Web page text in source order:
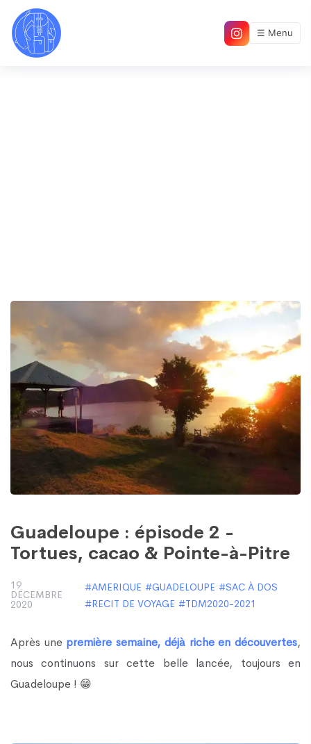
☰ Menu
Guadeloupe : épisode 2 -
Tortues, cacao & Pointe-à-Pitre
19
DÉCEMBRE
2020
AMERIQUE GUADELOUPE
SAC À DOS
RECIT DE VOYAGE
TDM2020-2021
Après une première semaine, déjà riche en découvertes,
nous continuons sur cette belle lancée, toujours en
Guadeloupe ! 😁